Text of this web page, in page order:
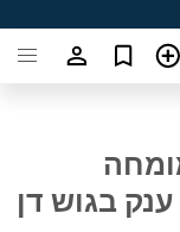
בגוש דן